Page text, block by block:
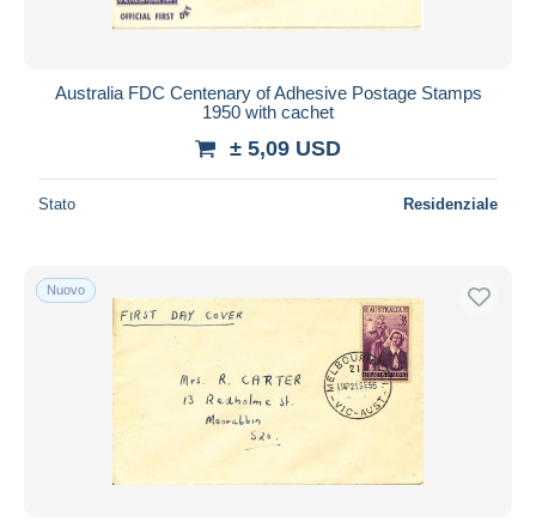
Australia FDC Centenary of Adhesive Postage Stamps
1950 with cachet
± 5,09 USD
Stato Residenziale
Nuovo